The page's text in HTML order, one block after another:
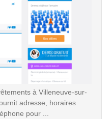
à Villeneuve-sur-
adresse, horaires
pour ...